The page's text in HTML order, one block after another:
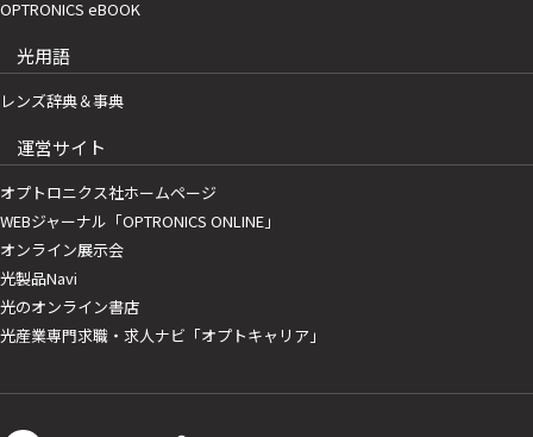
OPTRONICS eBOOK
光用語
レンズ辞典＆事典
運営サイト
オプトロニクス社ホームページ
WEBジャーナル「OPTRONICS ONLINE」
オンライン展示会
光製品Navi
光のオンライン書店
光産業専門求職・求人ナビ「オプトキャリア」